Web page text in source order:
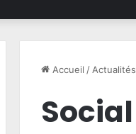
Accueil / Actualités
Social